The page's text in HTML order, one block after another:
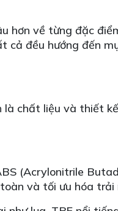
hơn về từng đặc
đều hướng đến
chất liệu và thiết
(Acrylonitrile
và tối ưu hóa trải